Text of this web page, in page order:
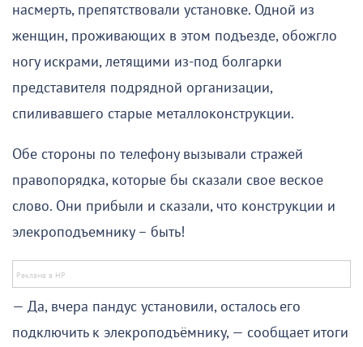
насмерть, препятствовали установке. Одной из
женщин, проживающих в этом подъезде, обожгло
ногу искрами, летящими из-под болгарки
представителя подрядной организации,
спиливавшего старые металлоконструкции.
Обе стороны по телефону вызывали стражей
правопорядка, которые бы сказали свое веское
слово. Они прибыли и сказали, что конструкции и
элекроподъемнику – быть!
— Да, вчера пандус установили, осталось его
подключить к элекроподъёмнику, — сообщает итоги